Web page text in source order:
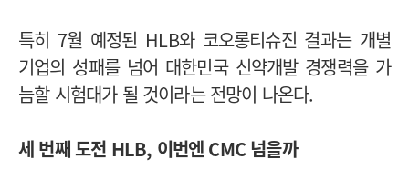
특히 7월 예정된 HLB와 코오롱티슈진 결과는 개별
기업의 성패를 넘어 대한민국 신약개발 경쟁력을 가
늠할 시험대가 될 것이라는 전망이 나온다.
세 번째 도전 HLB, 이번엔 CMC 넘을까